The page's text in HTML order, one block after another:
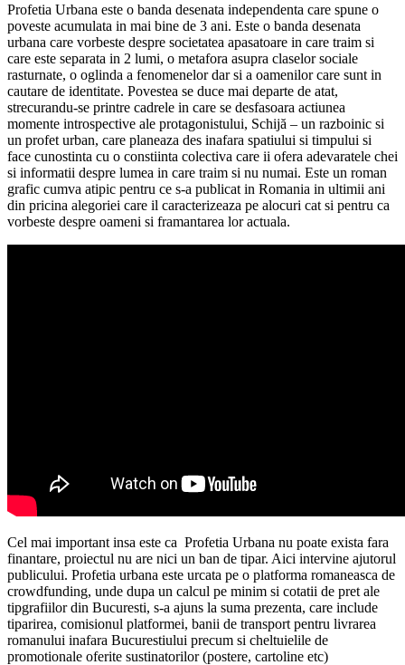
Profetia Urbana este o banda desenata independenta care spune o
poveste acumulata in mai bine de 3 ani. Este o banda desenata
urbana care vorbeste despre societatea apasatoare in care traim si
care este separata in 2 lumi, o metafora asupra claselor sociale
rasturnate, o oglinda a fenomenelor dar si a oamenilor care sunt in
cautare de identitate. Povestea se duce mai departe de atat,
strecurandu-se printre cadrele in care se desfasoara actiunea
momente introspective ale protagonistului, Schijă – un razboinic si
un profet urban, care planeaza des inafara spatiului si timpului si
face cunostinta cu o constiinta colectiva care ii ofera adevaratele chei
si informatii despre lumea in care traim si nu numai. Este un roman
grafic cumva atipic pentru ce s-a publicat in Romania in ultimii ani
din pricina alegoriei care il caracterizeaza pe alocuri cat si pentru ca
vorbeste despre oameni si framantarea lor actuala.
Cel mai important insa este ca Profetia Urbana nu poate exista fara
finantare, proiectul nu are nici un ban de tipar. Aici intervine ajutorul
publicului. Profetia urbana este urcata pe o platforma romaneasca de
crowdfunding, unde dupa un calcul pe minim si cotatii de pret ale
tipgrafiilor din Bucuresti, s-a ajuns la suma prezenta, care include
tiparirea, comisionul platformei, banii de transport pentru livrarea
romanului inafara Bucurestiului precum si cheltuielile de
promotionale oferite sustinatorilor (postere, cartoline etc)